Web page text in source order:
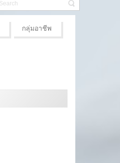
กลุ่มอาชีพ